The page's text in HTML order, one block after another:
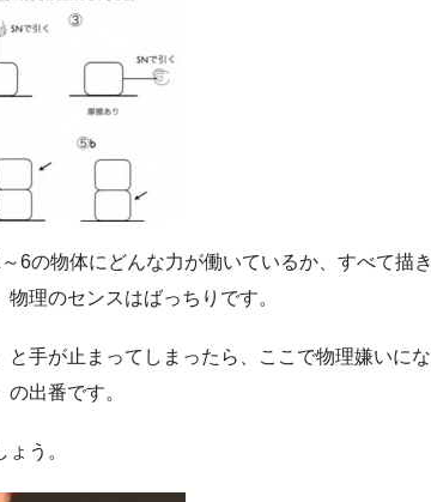
6の物体にどんな力が働いているか、すべて描き
理のセンスはばっちりです。
手が止まってしまったら、ここで物理嫌いにな
出番です。
う。